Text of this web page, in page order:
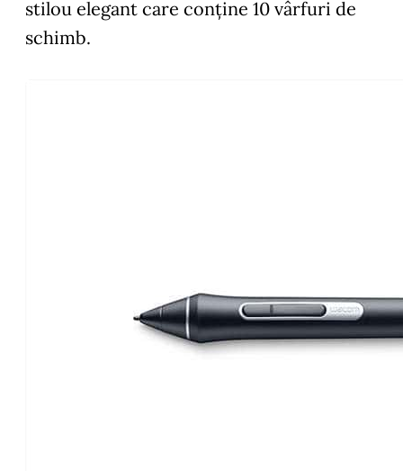
stilou elegant care conține 10 vârfuri de
schimb.